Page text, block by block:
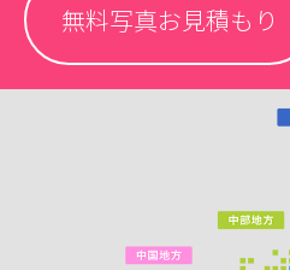
無料写真お見積もり